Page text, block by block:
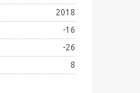
2018
-16
-26
8